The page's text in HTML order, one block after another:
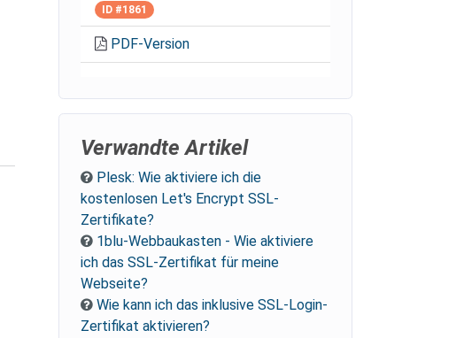
ID #1861
PDF-Version
Verwandte Artikel
Plesk: Wie aktiviere ich die
kostenlosen Let's Encrypt SSL-
Zertifikate?
1blu-Webbaukasten - Wie aktiviere
ich das SSL-Zertifikat für meine
Webseite?
Wie kann ich das inklusive SSL-Login-
Zertifikat aktivieren?